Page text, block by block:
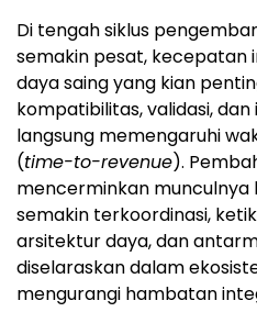
Di tengah siklus
semakin pesat, kecepatan
daya saing yang kian
kompatibilitas, validasi,
langsung memengaruhi
(time-to-revenue).
mencerminkan munculnya
semakin terkoordinasi,
arsitektur daya, dan
diselaraskan dalam
mengurangi hambatan